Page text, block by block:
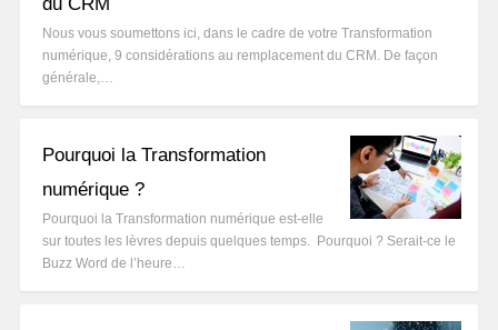
Nous vous soumettons ici, dans le cadre de votre Transformation
numérique, 9 considérations au remplacement du CRM. De façon
générale,…
Pourquoi la Transformation
numérique ?
Pourquoi la Transformation numérique est-elle
sur toutes les lèvres depuis quelques temps. Pourquoi ? Serait-ce le
Buzz Word de l’heure…